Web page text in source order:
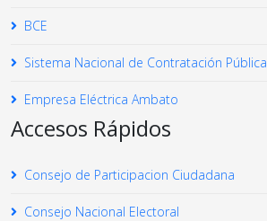
BCE
Sistema Nacional de Contratación Pública
Empresa Eléctrica Ambato
Accesos Rápidos
Consejo de Participacion Ciudadana
Consejo Nacional Electoral